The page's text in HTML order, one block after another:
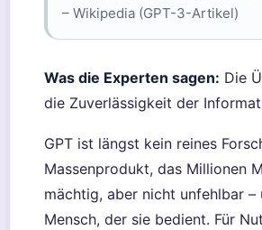
– Wikipedia (GPT-3-Artikel)
Was die Experten sagen: Die
die Zuverlässigkeit der
GPT ist längst kein reines
Massenprodukt, das Millionen
mächtig, aber nicht unfehlbar
Mensch, der sie bedient. Für